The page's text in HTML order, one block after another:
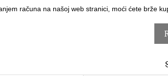
računa na našoj web stranici, moći ćete brže